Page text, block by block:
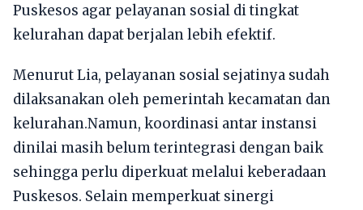
Puskesos agar pelayanan sosial di tingkat
kelurahan dapat berjalan lebih efektif.
Menurut Lia, pelayanan sosial sejatinya sudah
dilaksanakan oleh pemerintah kecamatan dan
kelurahan.Namun, koordinasi antar instansi
dinilai masih belum terintegrasi dengan baik
sehingga perlu diperkuat melalui keberadaan
Puskesos. Selain memperkuat sinergi